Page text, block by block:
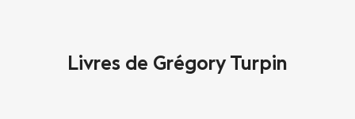
Livres de Grégory Turpin